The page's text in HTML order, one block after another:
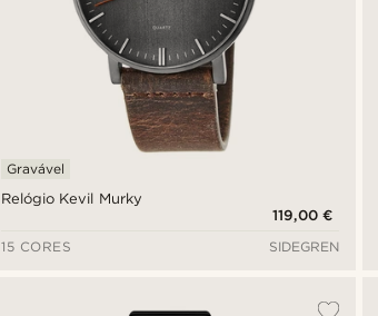
Relógio Kevil Murky
Gravável
119,00 €
15 CORES
SIDEGREN